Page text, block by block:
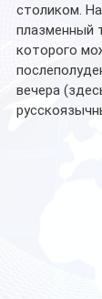
столиком.
плазменный
которого
вечера